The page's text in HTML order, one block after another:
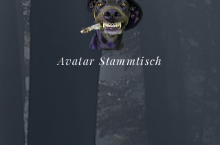
Avatar Stammtisch